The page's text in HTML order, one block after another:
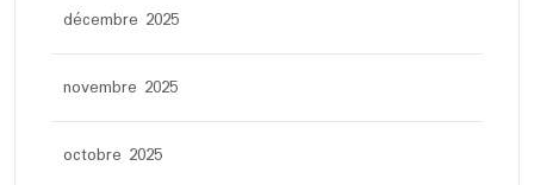
décembre 2025
novembre 2025
octobre 2025